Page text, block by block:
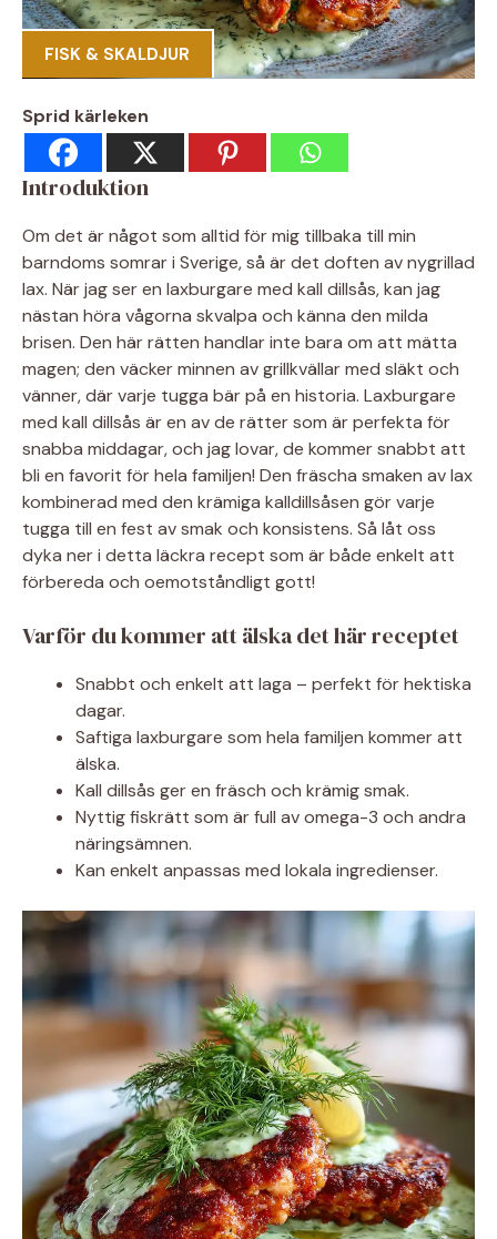
FISK & SKALDJUR
Sprid kärleken
Introduktion
Om det är något som alltid för mig tillbaka till min
barndoms somrar i Sverige, så är det doften av nygrillad
lax. När jag ser en laxburgare med kall dillsås, kan jag
nästan höra vågorna skvalpa och känna den milda
brisen. Den här rätten handlar inte bara om att mätta
magen; den väcker minnen av grillkvällar med släkt och
vänner, där varje tugga bär på en historia. Laxburgare
med kall dillsås är en av de rätter som är perfekta för
snabba middagar, och jag lovar, de kommer snabbt att
bli en favorit för hela familjen! Den fräscha smaken av lax
kombinerad med den krämiga kalldillsåsen gör varje
tugga till en fest av smak och konsistens. Så låt oss
dyka ner i detta läckra recept som är både enkelt att
förbereda och oemotståndligt gott!
Varför du kommer att älska det här receptet
Snabbt och enkelt att laga – perfekt för hektiska
dagar.
Saftiga laxburgare som hela familjen kommer att
älska.
Kall dillsås ger en fräsch och krämig smak.
Nyttig fiskrätt som är full av omega-3 och andra
näringsämnen.
Kan enkelt anpassas med lokala ingredienser.